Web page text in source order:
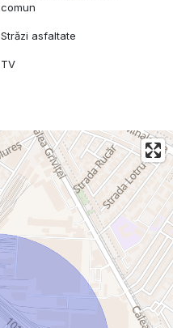
comun
Străzi asfaltate
TV